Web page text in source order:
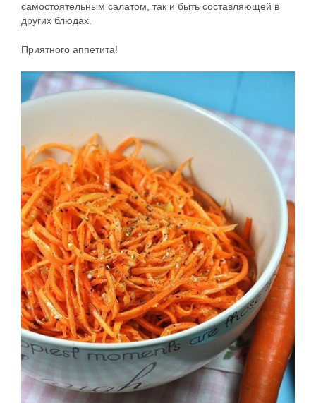
самостоятельным салатом, так и быть составляющей в
других блюдах.
Приятного аппетита!